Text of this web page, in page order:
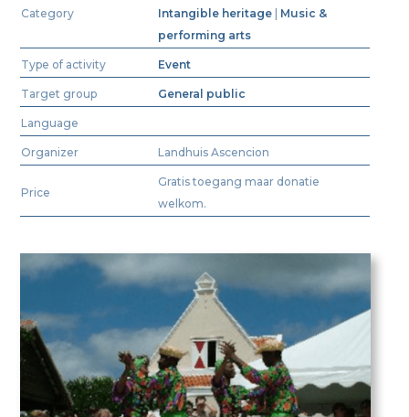
Category
Intangible heritage
Music &
performing arts
Type of activity Event
Target group General public
Language
Organizer Landhuis Ascencion
Price
Gratis toegang maar donatie
welkom.